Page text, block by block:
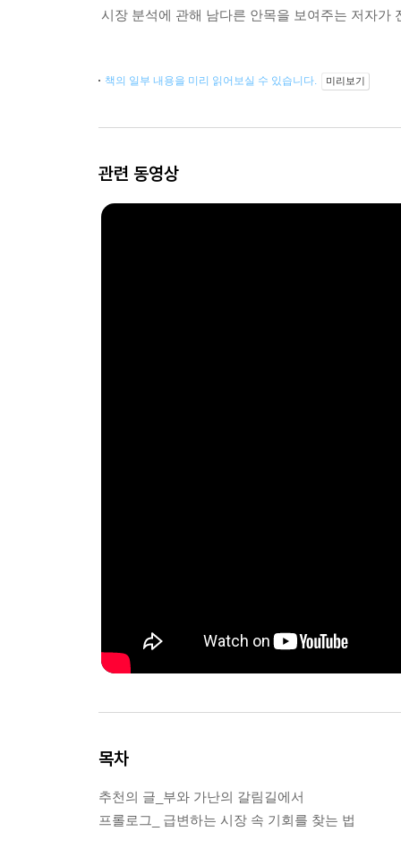
시장 분석에 관해 남다른 안목을 보여주는 저자가
책의 일부 내용을 미리 읽어보실 수 있습니다. 미리보기
관련 동영상
목차
추천의 글_부와 가난의 갈림길에서
프롤로그_ 급변하는 시장 속 기회를 찾는 법